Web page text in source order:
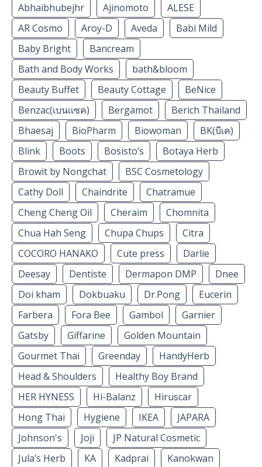
Abhaibhubejhr Ajinomoto
ALESE
AR Cosmo
Aroy-D Aveda
Babi Mild
Baby Bright
Bancream
Bath and Body Works
bath&bloom
Beauty Buffet
Beauty Cottage
BeNice
Benzac(เบนเเซค)
Bergamot
Berich Thailand
Bhaesaj
BioPharm Biowoman
BK(บีเค)
Blink
Boots Bosisto’s
Botaya Herb
Browit by Nongchat
BSC Cosmetology
Cathy Doll
Chaindrite
Chatramue
Cheng Cheng Oil
Cheraim
Chomnita
Chua Hah Seng
Chupa Chups
Citra
COCORO HANAKO
Cute press
Darlie
Deesay
Dentiste Dermapon DMP
Dnee
Doi kham
Dokbuaku Dr.Pong
Eucerin
Farbera
Fora Bee Gambol
Garnier
Gatsby
Giffarine
Golden Mountain
Gourmet Thai
Greenday
HandyHerb
Head & Shoulders
Healthy Boy Brand
HER HYNESS
Hi-Balanz
Hiruscar
Hong Thai
Hygiene IKEA
JAPARA
Johnson's
Joji
JP Natural Cosmetic
Jula’s Herb
KA Kadprai
Kanokwan